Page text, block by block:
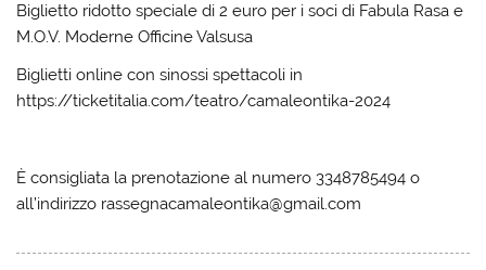
Biglietto ridotto speciale di 2 euro per i soci di Fabula Rasa e
M.O.V. Moderne Officine Valsusa
Biglietti online con sinossi spettacoli in
https://ticketitalia.com/teatro/camaleontika-2024
È consigliata la prenotazione al numero 3348785494 o
all’indirizzo rassegnacamaleontika@gmail.com